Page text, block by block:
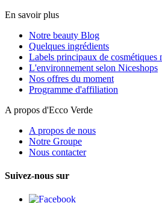
En savoir plus
Notre beauty Blog
Quelques ingrédients
Labels principaux de cosmétiques
L'environnement selon Niceshops
Nos offres du moment
Programme d'affiliation
A propos d'Ecco Verde
A propos de nous
Notre Groupe
Nous contacter
Suivez-nous sur